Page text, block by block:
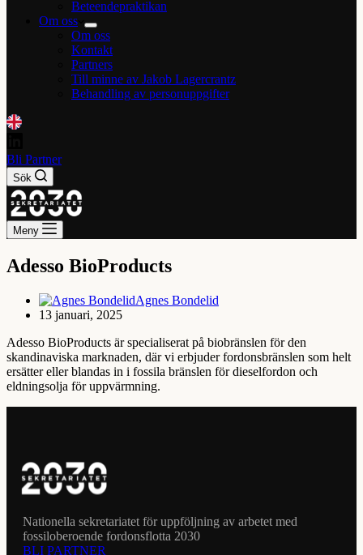
Beteendepraktikan
Om oss
Om oss
Kontakt
Partners
Till minne av Jakob Lagercrantz
Behandling av personuppgifter
Bli Partner
Sök
Meny
Adesso BioProducts
Agnes Bondelid
13 januari, 2025
Adesso BioProducts är specialiserat på biobränslen för den
skandinaviska marknaden, där vi erbjuder fordonsbränslen som helt
ersätter eller blandas in i fossila bränslen för dieselfordon och
eldningsolja för uppvärmning.
Nationella sekretariatet för uppföljning av arbetet med
fossiloberoende fordonsflotta 2030
BLI PARTNER